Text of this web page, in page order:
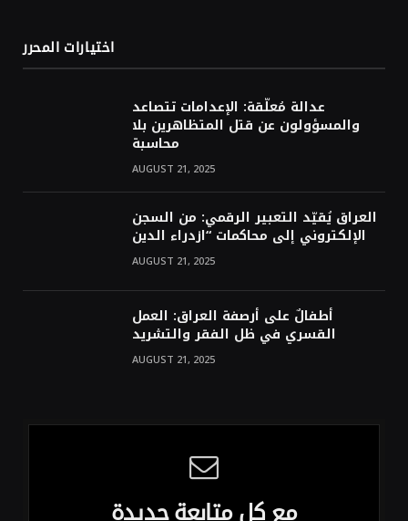
اختيارات المحرر
عدالة مُعلّقة: الإعدامات تتصاعد
والمسؤولون عن قتل المتظاهرين بلا
محاسبة
AUGUST 21, 2025
العراق يُقيّد التعبير الرقمي: من السجن
الإلكتروني إلى محاكمات “ازدراء الدين
AUGUST 21, 2025
أطفالٌ على أرصفة العراق: العمل
القسري في ظل الفقر والتشريد
AUGUST 21, 2025
مع كل متابعة جديدة